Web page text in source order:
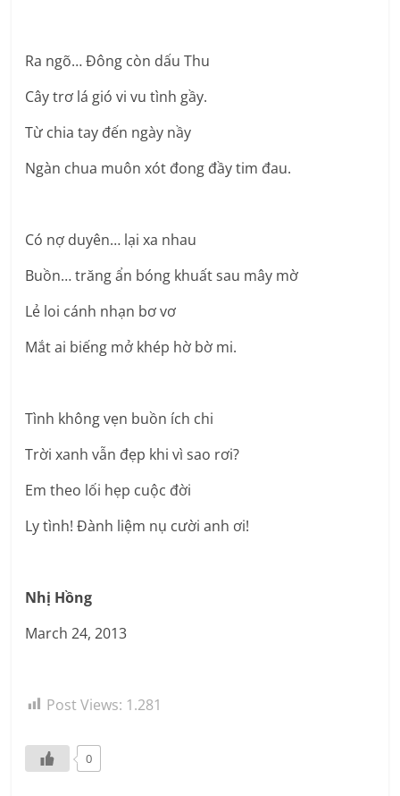
Ra ngõ… Đông còn dấu Thu
Cây trơ lá gió vi vu tình gầy.
Từ chia tay đến ngày nầy
Ngàn chua muôn xót đong đầy tim đau.
Có nợ duyên… lại xa nhau
Buồn… trăng ẩn bóng khuất sau mây mờ
Lẻ loi cánh nhạn bơ vơ
Mắt ai biếng mở khép hờ bờ mi.
Tình không vẹn buồn ích chi
Trời xanh vẫn đẹp khi vì sao rơi?
Em theo lối hẹp cuộc đời
Ly tình! Đành liệm nụ cười anh ơi!
Nhị Hồng
March 24, 2013
Post Views: 1.281
0